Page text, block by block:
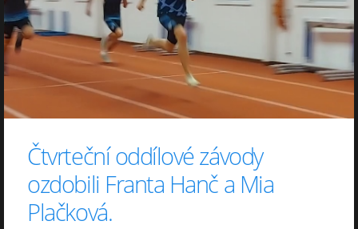
Čtvrteční oddílové závody
ozdobili Franta Hanč a Mia
Plačková.